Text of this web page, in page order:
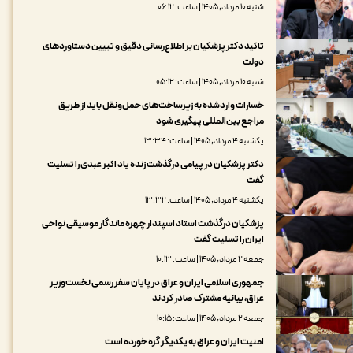
شنبه ۱۰ مرداد, ۱۴۰۵ | ساعت: ۰۶:۱۲
تاکید دکتر پزشکیان بر اطلاع‌رسانی دقیق و تبیین دستاوردهای
دولت
شنبه ۱۰ مرداد, ۱۴۰۵ | ساعت: ۰۵:۱۲
خسارات واردشده به زیرساخت‌های حمل‌ونقل باید از طریق
مراجع بین‌المللی پیگیری شود
یکشنبه ۴ مرداد, ۱۴۰۵ | ساعت: ۱۳:۳۴
دکتر پزشکیان در پیامی درگذشت زنده یاد اکبر عبدی را تسلیت
گفت
یکشنبه ۴ مرداد, ۱۴۰۵ | ساعت: ۱۳:۳۲
پزشکیان درگذشت استاد اسپندار چهره ماندگار موسیقی نواحی
ایران را تسلیت گفت
جمعه ۲ مرداد, ۱۴۰۵ | ساعت: ۱۰:۱۳
جمهوری اسلامی ایران و عراق در پایان سفر رسمی نخست‌وزیر
عراق، بیانیه مشترک صادر کردند
جمعه ۲ مرداد, ۱۴۰۵ | ساعت: ۱۰:۱۵
امنیت ایران و عراق به یکدیگر گره خورده است